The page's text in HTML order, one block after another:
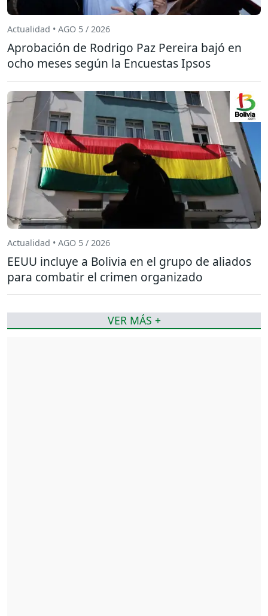
Actualidad • AGO 5 / 2026
Aprobación de Rodrigo Paz Pereira bajó en
ocho meses según la Encuestas Ipsos
Actualidad • AGO 5 / 2026
EEUU incluye a Bolivia en el grupo de aliados
para combatir el crimen organizado
VER MÁS +